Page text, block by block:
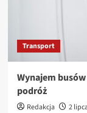
Transport
Wynajem
podróż
Redakcja
2